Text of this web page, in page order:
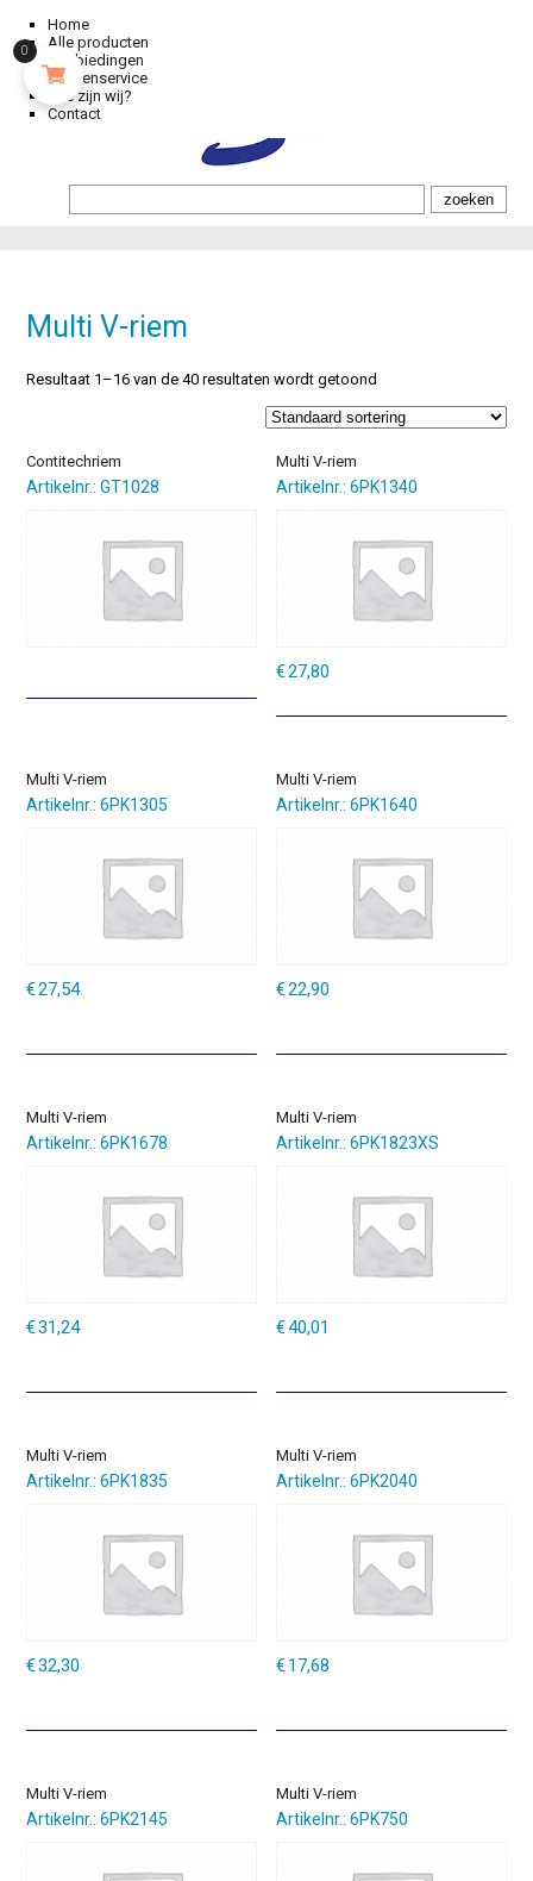
Home
Alle producten
Aanbiedingen
Klantenservice
Wie zijn wij?
Contact
Multi V-riem
Resultaat 1–16 van de 40 resultaten wordt getoond
Contitechriem
Artikelnr.: GT1028
Multi V-riem
Artikelnr.: 6PK1340
€27,80
Multi V-riem
Artikelnr.: 6PK1305
€27,54
Multi V-riem
Artikelnr.: 6PK1640
€22,90
Multi V-riem
Artikelnr.: 6PK1678
€31,24
Multi V-riem
Artikelnr.: 6PK1823XS
€40,01
Multi V-riem
Artikelnr.: 6PK1835
€32,30
Multi V-riem
Artikelnr.: 6PK2040
€17,68
Multi V-riem
Artikelnr.: 6PK2145
Multi V-riem
Artikelnr.: 6PK750
0